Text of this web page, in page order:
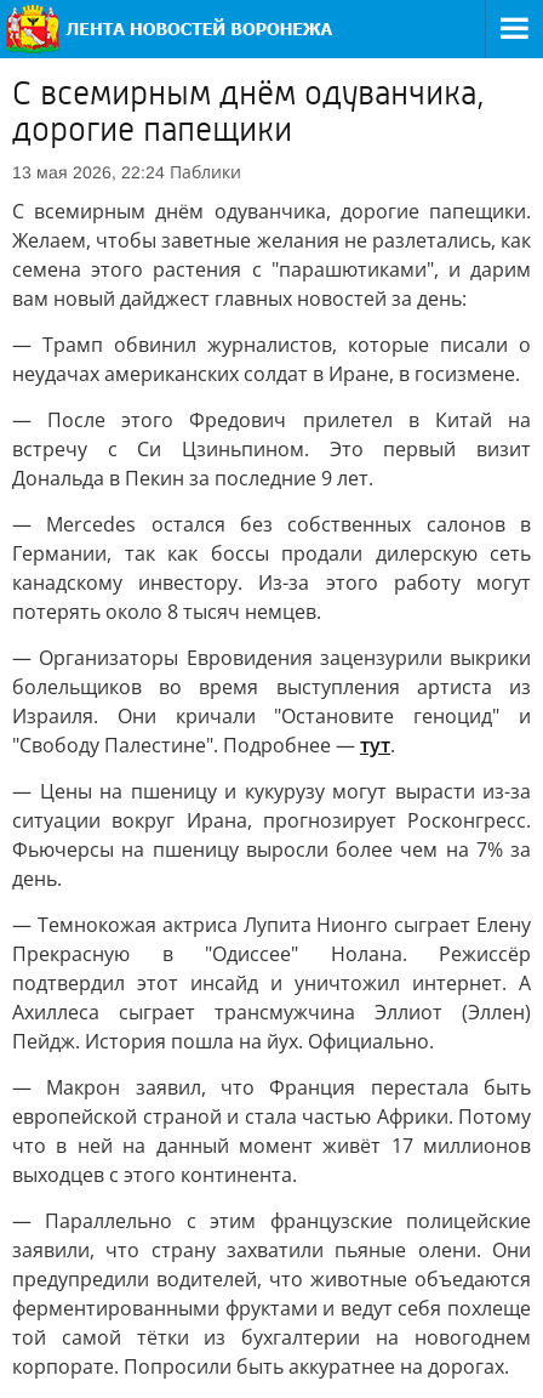
С всемирным днём одуванчика,
дорогие папещики
13 мая 2026, 22:24 Паблики
С всемирным днём одуванчика, дорогие папещики.
Желаем, чтобы заветные желания не разлетались, как
семена этого растения с "парашютиками", и дарим
вам новый дайджест главных новостей за день:
— Трамп обвинил журналистов, которые писали о
неудачах американских солдат в Иране, в госизмене.
— После этого Фредович прилетел в Китай на
встречу с Си Цзиньпином. Это первый визит
Дональда в Пекин за последние 9 лет.
— Mercedes остался без собственных салонов в
Германии, так как боссы продали дилерскую сеть
канадскому инвестору. Из-за этого работу могут
потерять около 8 тысяч немцев.
— Организаторы Евровидения зацензурили выкрики
болельщиков во время выступления артиста из
Израиля. Они кричали "Остановите геноцид" и
"Свободу Палестине". Подробнее —тут.
— Цены на пшеницу и кукурузу могут вырасти из-за
ситуации вокруг Ирана, прогнозирует Росконгресс.
Фьючерсы на пшеницу выросли более чем на 7% за
день.
— Темнокожая актриса Лупита Нионго сыграет Елену
Прекрасную в "Одиссее" Нолана. Режиссёр
подтвердил этот инсайд и уничтожил интернет. А
Ахиллеса сыграет трансмужчина Эллиот (Эллен)
Пейдж. История пошла на йух. Официально.
— Макрон заявил, что Франция перестала быть
европейской страной и стала частью Африки. Потому
что в ней на данный момент живёт 17 миллионов
выходцев с этого континента.
— Параллельно с этим французские полицейские
заявили, что страну захватили пьяные олени. Они
предупредили водителей, что животные объедаются
ферментированными фруктами и ведут себя похлеще
той самой тётки из бухгалтерии на новогоднем
корпорате. Попросили быть аккуратнее на дорогах.